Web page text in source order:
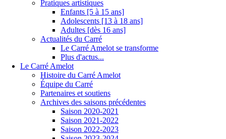
Pratiques artistiques
Enfants [5 à 15 ans]
Adolescents [13 à 18 ans]
Adultes [dès 16 ans]
Actualités du Carré
Le Carré Amelot se transforme
Plus d'actus...
Le Carré Amelot
Histoire du Carré Amelot
Équipe du Carré
Partenaires et soutiens
Archives des saisons précédentes
Saison 2020-2021
Saison 2021-2022
Saison 2022-2023